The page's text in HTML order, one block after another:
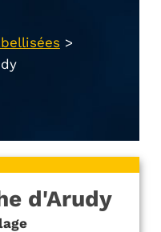
>
d'Arudy